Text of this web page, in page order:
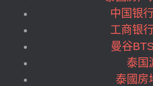
曼谷BTS
曼谷BTS Pu
曼谷BTS
曼谷BTS
曼谷BTS
中国银
工商银
曼谷
泰国
泰國房